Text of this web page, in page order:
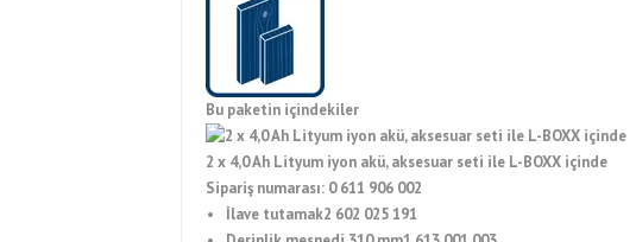
Bu paketin içindekiler
2 x 4,0 Ah Lityum iyon akü, aksesuar seti ile L-BOXX içinde
Sipariş numarası: 0 611 906 002
İlave tutamak2 602 025 191